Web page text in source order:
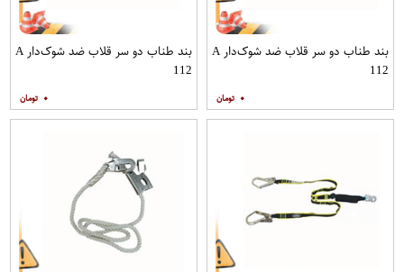
بند طناب دو سر قلاب ضد شوک‌دار A
112
۰
بند طناب دو سر قلاب ضد شوک‌دار A
112
۰